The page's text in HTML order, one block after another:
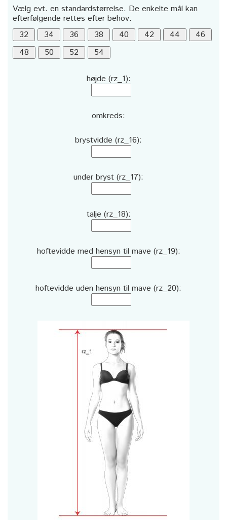
Vælg evt. en standardstørrelse. De enkelte mål kan
efterfølgende rettes efter behov:
højde (rz_1):
omkreds:
brystvidde (rz_16):
under bryst (rz_17):
talje (rz_18):
hoftevidde med hensyn til mave (rz_19):
hoftevidde uden hensyn til mave (rz_20):